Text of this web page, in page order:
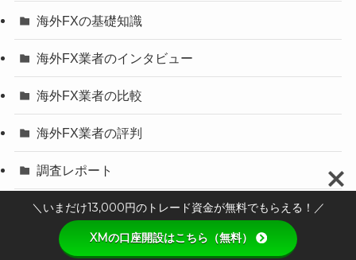
海外FXの基礎知識
海外FX業者のインタビュー
海外FX業者の比較
海外FX業者の評判
調査レポート
＼いまだけ13,000円のトレード資金が無料でもらえる！／
XMの口座開設はこちら（無料）